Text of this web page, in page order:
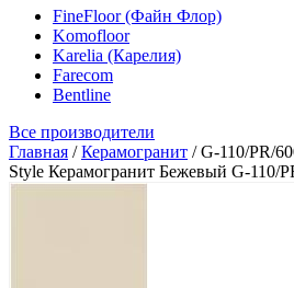
FineFloor (Файн Флор)
Komofloor
Karelia (Карелия)
Farecom
Bentline
Все производители
Главная /Керамогранит /G-110/PR/
Style Керамогранит Бежевый G-110/